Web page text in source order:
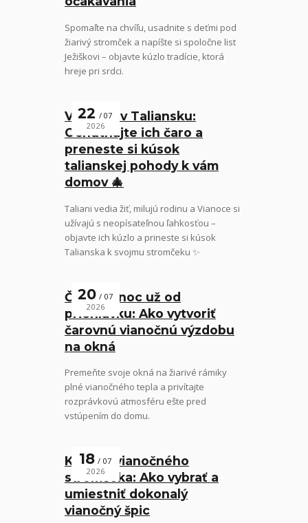
Spomaľte na chvíľu, usadnite s deťmi pod
žiarivý stromček a napíšte si spoločne list
Ježiškovi – objavte kúzlo tradície, ktorá
hreje pri srdci.
Vianoce v Taliansku:
Ochutnajte ich čaro a
preneste si kúsok
talianskej pohody k vám
domov 🎄
22
07
2026
Taliani vedia žiť, milujú rodinu a Vianoce si
užívajú s neopísateľnou ľahkosťou –
objavte ich kúzlo a prineste si kúsok
Talianska k svojmu stromčeku ✨
Čaro Vianoc už od
priehlavku: Ako vytvoriť
čarovnú vianočnú výzdobu
na okná
20
07
2026
Premeňte svoje okná na žiarivé rámiky
plné vianočného tepla a privítajte
rozprávkovú atmosféru ešte pred
vstúpením do domu.
Koruna vianočného
stromčeka: Ako vybrať a
umiestniť dokonalý
vianočný špic
18
07
2026